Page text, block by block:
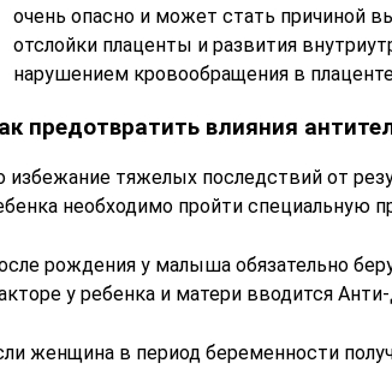
очень опасно и может стать причиной
отслойки плаценты и развития
нарушением кровообращения в
предотвратить влияния
избежание тяжелых последствий от
необходимо пройти специальную
рождения у малыша обязательно
у ребенка и матери вводится
женщина в период беременности